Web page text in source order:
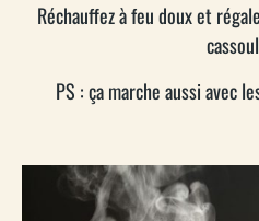
Réchauffez à feu doux et
PS : ça marche aussi avec